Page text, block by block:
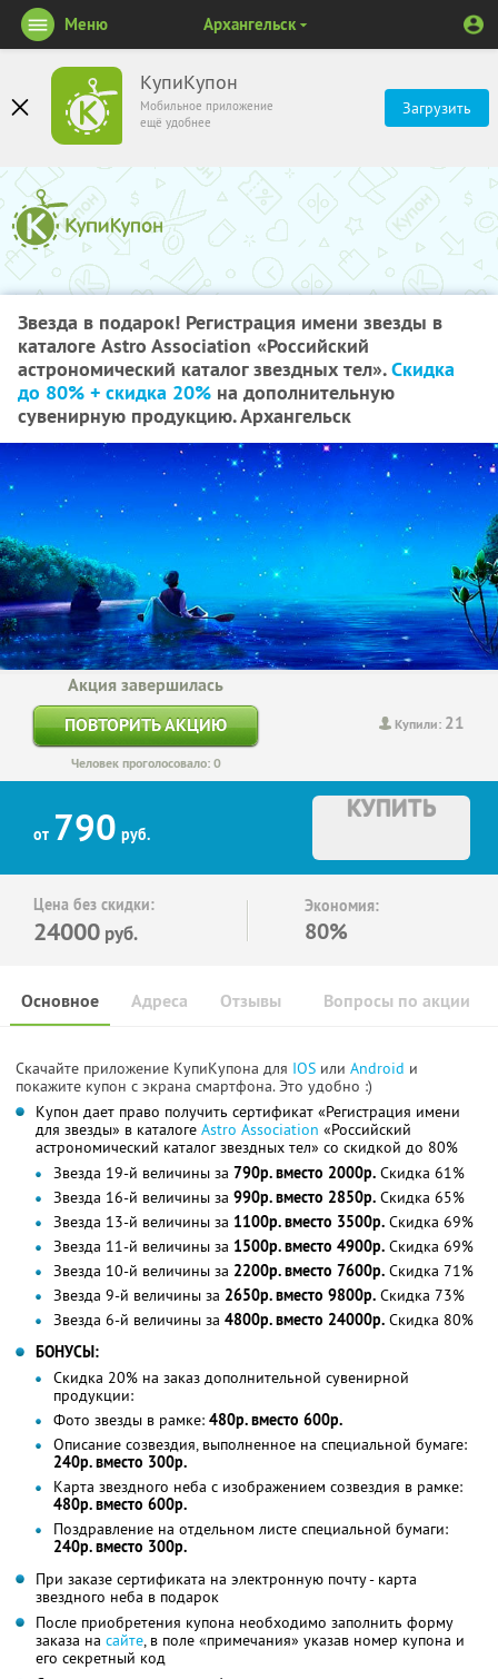
КупиКупон
Мобильное приложение
ещё удобнее
Загрузить
Меню Архангельск
Звезда в подарок! Регистрация имени звезды в
каталоге Astro Association «Российский
астрономический каталог звездных тел».Скидка
до 80% + скидка 20% на дополнительную
сувенирную продукцию. Архангельск
Купили: 21
Акция завершилась
ПОВТОРИТЬ АКЦИЮ
Человек проголосовало: 0
от 790 руб.
КУПИТЬ
Цена без скидки:
24000 руб.
Экономия:
80%
Основное Отзывы Вопросы по акции
Адреса
Скачайте приложение КупиКупона для IOS или Android и
покажите купон с экрана смартфона. Это удобно :)
Купон дает право получить сертификат «Регистрация имени
для звезды» в каталоге Astro Association «Российский
астрономический каталог звездных тел» со скидкой до 80%
Звезда 19-й величины за 790р. вместо 2000р. Скидка 61%
Звезда 16-й величины за 990р. вместо 2850р. Скидка 65%
Звезда 13-й величины за 1100р. вместо 3500р. Скидка 69%
Звезда 11-й величины за 1500р. вместо 4900р. Скидка 69%
Звезда 10-й величины за 2200р. вместо 7600р. Скидка 71%
Звезда 9-й величины за 2650р. вместо 9800р. Скидка 73%
Звезда 6-й величины за 4800р. вместо 24000р. Скидка 80%
БОНУСЫ:
Скидка 20% на заказ дополнительной сувенирной
продукции:
Фото звезды в рамке: 480р. вместо 600р.
Описание созвездия, выполненное на специальной бумаге:
240р. вместо 300р.
Карта звездного неба с изображением созвездия в рамке:
480р. вместо 600р.
Поздравление на отдельном листе специальной бумаги:
240р. вместо 300р.
При заказе сертификата на электронную почту - карта
звездного неба в подарок
После приобретения купона необходимо заполнить форму
заказа на сайте, в поле «примечания» указав номер купона и
его секретный код